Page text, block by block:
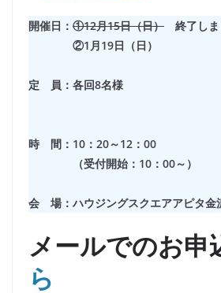
開催日： ①12月15日（日）
終了し
②1月19日（日）
定 員：各回8名様
時 間：10：20～12：00
（受付開始：10：00～）
会 場：ハウジングスクエアアピタ金
メールでのお
ら